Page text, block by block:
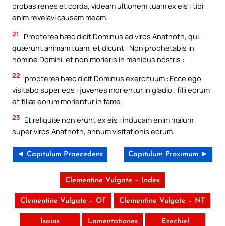
probas renes et corda, videam ultionem tuam ex eis : tibi
enim revelavi causam meam.
21
Propterea hæc dicit Dominus ad viros Anathoth, qui
quærunt animam tuam, et dicunt : Non prophetabis in
nomine Domini, et non morieris in manibus nostris :
22
propterea hæc dicit Dominus exercituum : Ecce ego
visitabo super eos : juvenes morientur in gladio ; filii eorum
et filiæ eorum morientur in fame.
23 Et reliquiæ non erunt ex eis : inducam enim malum
super viros Anathoth, annum visitationis eorum.
◄ Capitulum Praecedens Capitulum Proximum ►
Clementine Vulgate – Index
Clementine Vulgate – OT Clementine Vulgate – NT
Isaias Lamentationes Ezechiel